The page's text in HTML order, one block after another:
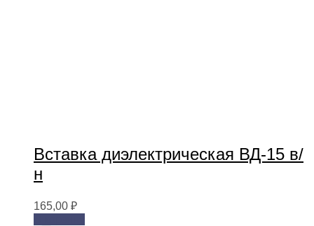
Вставка диэлектрическая ВД-15 в/
н
165,00 ₽